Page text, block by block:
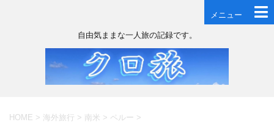
メニュー
自由気ままな一人旅の記録です。
HOME > 海外旅行 > 南米 > ペルー >